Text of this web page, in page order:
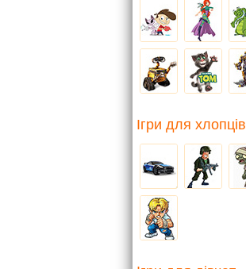
Ігри для хлопців